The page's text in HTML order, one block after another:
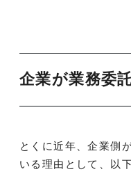
企業が業務委
とくに近年、企業側
いる理由として、以